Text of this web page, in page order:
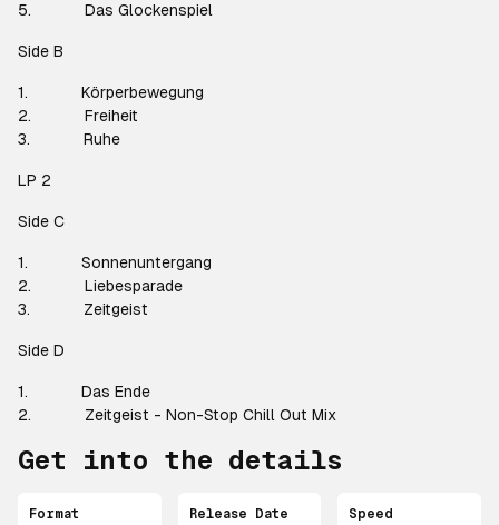
5. Das Glockenspiel
Side B
1. Körperbewegung
2. Freiheit
3. Ruhe
LP 2
Side C
1. Sonnenuntergang
2. Liebesparade
3. Zeitgeist
Side D
1. Das Ende
2. Zeitgeist - Non-Stop Chill Out Mix
Get into the details
Format Release Date Speed